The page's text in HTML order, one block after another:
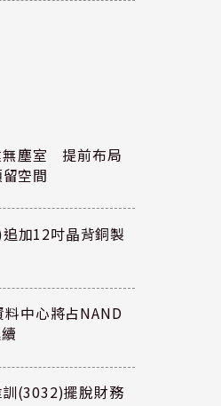
無塵室 提前布局
空間
加12吋晶背銅製
中心將占NAND
(3032)擺脫財務